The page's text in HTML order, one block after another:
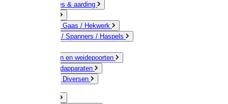
Accessoires & aarding
Geleiders / Gaas / Hekwerk
Verbinders / Spanners / Haspels
Doorgangen en weidepoorten
Schrikdraadapparaten
Afrastering Diversen